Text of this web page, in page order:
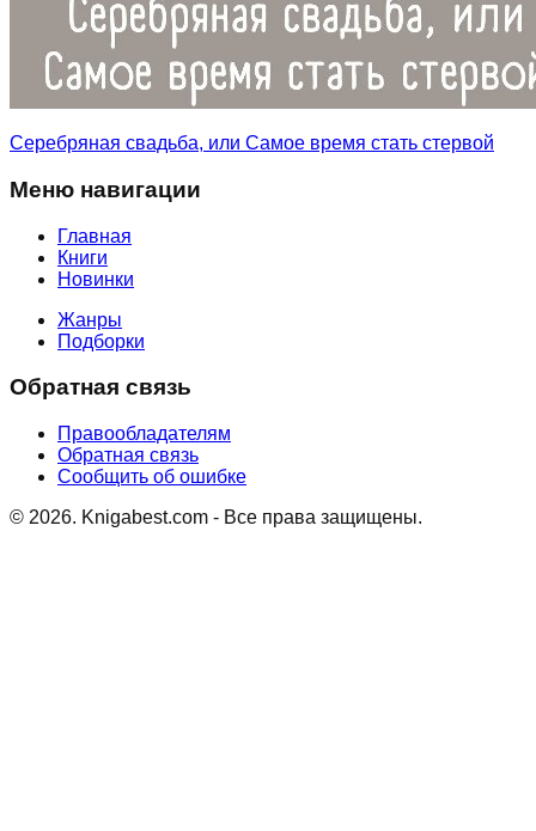
Серебряная свадьба, или Самое время стать стервой
Меню навигации
Главная
Книги
Новинки
Жанры
Подборки
Обратная связь
Правообладателям
Обратная связь
Сообщить об ошибке
© 2026. Knigabest.com - Все права защищены.